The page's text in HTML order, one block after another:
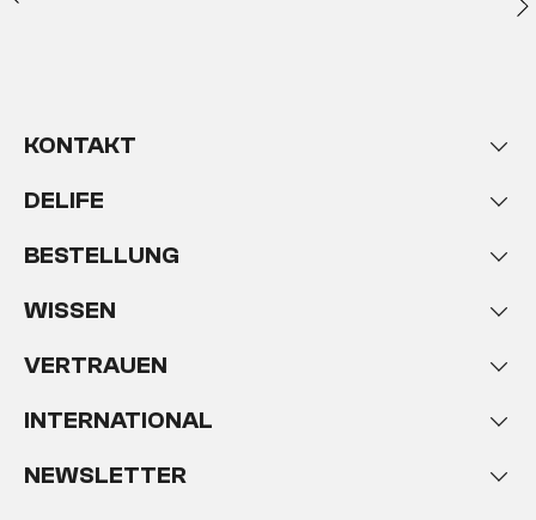
KONTAKT
DELIFE
BESTELLUNG
WISSEN
VERTRAUEN
INTERNATIONAL
NEWSLETTER